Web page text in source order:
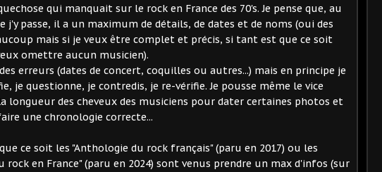
qui manquait sur le rock en France des 70's. Je pense que, au
j'y passe, il a un maximum de détails, de dates et de noms (oui des
mais si je veux être complet et précis, si tant est que ce soit
omettre aucun musicien).
erreurs (dates de concert, coquilles ou autres...) mais en principe je
je questionne, je contredis, je re-vérifie. Je pousse même le vice
longueur des cheveux des musiciens pour dater certaines photos et
une chronologie correcte...
ce soit les "Anthologie du rock français" (paru en 2017) ou les
rock en France" (paru en 2024) sont venus prendre un max d'infos (sur